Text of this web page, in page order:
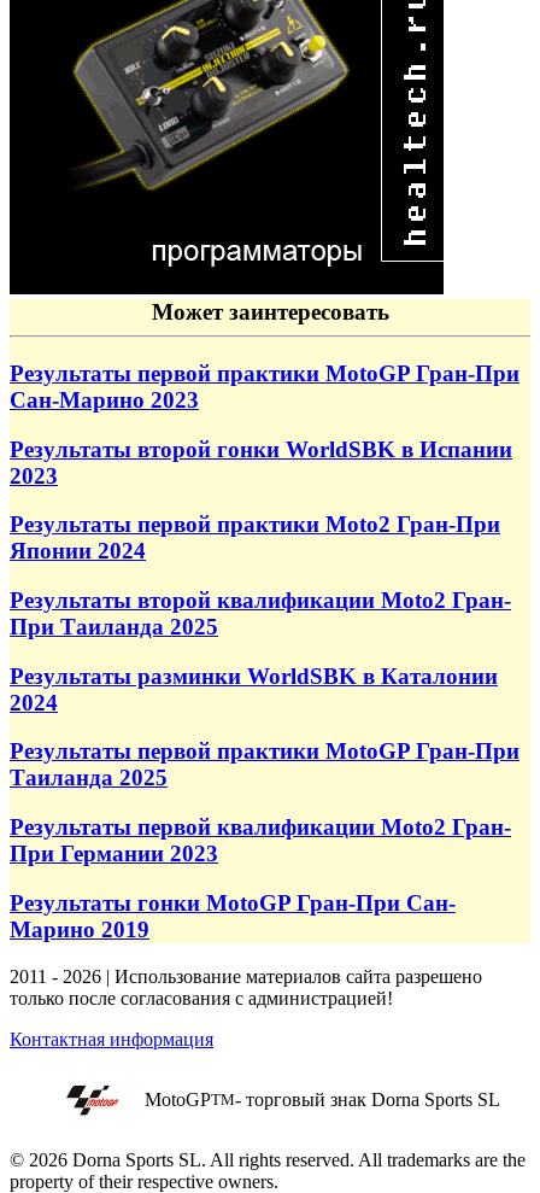
Может заинтересовать
Результаты первой практики MotoGP Гран-При
Сан-Марино 2023
Результаты второй гонки WorldSBK в Испании
2023
Результаты первой практики Moto2 Гран-При
Японии 2024
Результаты второй квалификации Moto2 Гран-
При Таиланда 2025
Результаты разминки WorldSBK в Каталонии
2024
Результаты первой практики MotoGP Гран-При
Таиланда 2025
Результаты первой квалификации Moto2 Гран-
При Германии 2023
Результаты гонки MotoGP Гран-При Сан-
Марино 2019
2011 - 2026 | Использование материалов сайта разрешено
только после согласования с администрацией!
Контактная информация
MotoGPTM- торговый знак Dorna Sports SL
© 2026 Dorna Sports SL. All rights reserved. All trademarks are the
property of their respective owners.